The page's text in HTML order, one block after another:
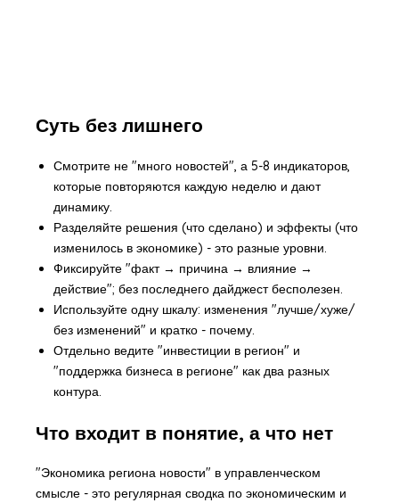
Суть без лишнего
Смотрите не "много новостей", а 5-8 индикаторов,
которые повторяются каждую неделю и дают
динамику.
Разделяйте решения (что сделано) и эффекты (что
изменилось в экономике) - это разные уровни.
Фиксируйте "факт → причина → влияние →
действие"; без последнего дайджест бесполезен.
Используйте одну шкалу: изменения "лучше/хуже/
без изменений" и кратко - почему.
Отдельно ведите "инвестиции в регион" и
"поддержка бизнеса в регионе" как два разных
контура.
Что входит в понятие, а что нет
"Экономика региона новости" в управленческом
смысле - это регулярная сводка по экономическим и